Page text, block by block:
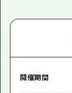
開催期間